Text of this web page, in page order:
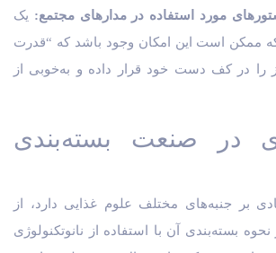
مورد استفاده در مدارهای مجتمع: یک
ممکن است این امکان وجود باشد که “قدرت
را در کف دست خود قرار داده و به‌خوبی از
در صنعت بسته‌بندی
بر جنبه‌های مختلف علوم غذایی دارد، از
بسته‌بندی آن با استفاده از نانوتکنولوژی